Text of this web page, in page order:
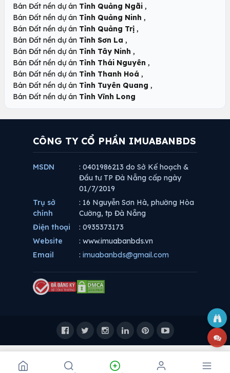
Bán Đất nền dự án Tỉnh Quảng Ngãi ,
Bán Đất nền dự án Tỉnh Quảng Ninh ,
Bán Đất nền dự án Tỉnh Quảng Trị ,
Bán Đất nền dự án Tỉnh Sơn La ,
Bán Đất nền dự án Tỉnh Tây Ninh ,
Bán Đất nền dự án Tỉnh Thái Nguyên ,
Bán Đất nền dự án Tỉnh Thanh Hoá ,
Bán Đất nền dự án Tỉnh Tuyên Quang ,
Bán Đất nền dự án Tỉnh Vĩnh Long
CÔNG TY CỔ PHẦN IMUABANBDS
MSDN
: 0401986213 do Sở Kế hoạch &
Đầu tư TP Đà Nẵng cấp ngày
01/7/2019
Trụ sở
chính
: 16 Nguyễn Sơn Hà, phường Hòa
Cường, tp Đà Nẵng
Điện thoại
: 0935373173
Website
: www.imuabanbds.vn
Email
: imuabanbds@gmail.com